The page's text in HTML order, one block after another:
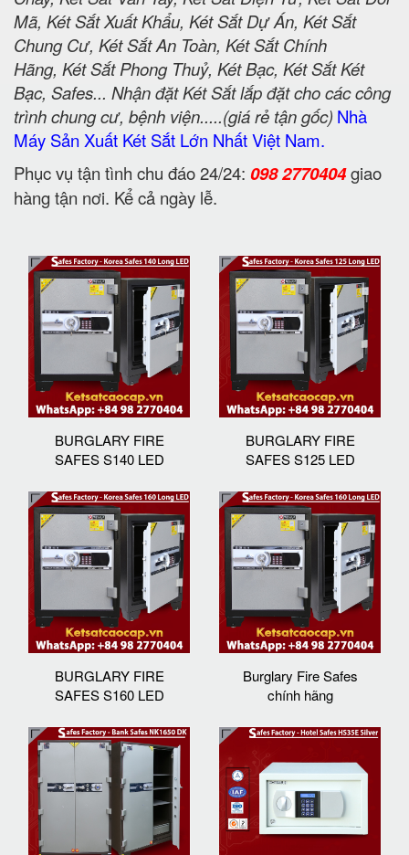
Mã, Két Sắt Xuất Khẩu, Két Sắt Dự Án, Két Sắt
Chung Cư, Két Sắt An Toàn, Két Sắt Chính
Hãng, Két Sắt Phong Thuỷ, Két Bạc, Két Sắt Két
Bạc, Safes... Nhận đặt Két Sắt lắp đặt cho các công
trình chung cư, bệnh viện.....(giá rẻ tận gốc) Nhà
Máy Sản Xuất Két Sắt Lớn Nhất Việt Nam.
Phục vụ tận tình chu đáo 24/24: 098 2770404giao
hàng tận nơi. Kể cả ngày lễ.
BURGLARY FIRE
SAFES S140 LED
BURGLARY FIRE
SAFES S125 LED
BURGLARY FIRE
SAFES S160 LED
Burglary Fire Safes
chính hãng